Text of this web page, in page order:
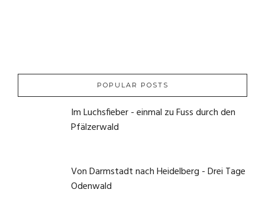
POPULAR POSTS
Im Luchsfieber - einmal zu Fuss durch den
Pfälzerwald
Von Darmstadt nach Heidelberg - Drei Tage
Odenwald